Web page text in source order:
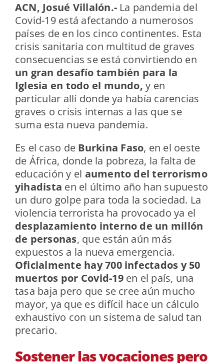
ACN, Josué Villalón.- La pandemia del
Covid-19 está afectando a numerosos
países de en los cinco continentes. Esta
crisis sanitaria con multitud de graves
consecuencias se está convirtiendo en
un gran desafío también para la
Iglesia en todo el mundo,y en
particular allí donde ya había carencias
graves o crisis internas a las que se
suma esta nueva pandemia.
Es el caso de Burkina Faso, en el oeste
de África, donde la pobreza, la falta de
educación y el aumento del terrorismo
yihadista en el último año han supuesto
un duro golpe para toda la sociedad. La
violencia terrorista ha provocado ya el
desplazamiento interno de un millón
de personas, que están aún más
expuestos a la nueva emergencia.
Oficialmente hay 700 infectados y 50
muertos por Covid-19en el país, una
tasa baja pero que se cree aún mucho
mayor, ya que es difícil hace un cálculo
exhaustivo con un sistema de salud tan
precario.
Sostener las vocaciones pero